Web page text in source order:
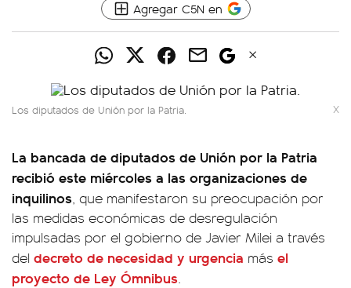
Agregar C5N en
Los diputados de Unión por la Patria. X
La bancada de diputados de Unión por la Patria
recibió este miércoles a las organizaciones de
inquilinos, que manifestaron su preocupación por
las medidas económicas de desregulación
impulsadas por el gobierno de Javier Milei a través
del decreto de necesidad y urgencia más el
proyecto de Ley Ómnibus.